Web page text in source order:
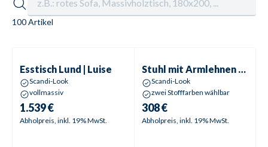
100 Artikel
Esstisch Lund | Luise
Scandi-Look
vollmassiv
1.539 €
Abholpreis, inkl. 19% MwSt.
Stuhl mit Armlehnen Ole |
Scandi-Look
zwei Stofffarben wählbar
308 €
Abholpreis, inkl. 19% MwSt.